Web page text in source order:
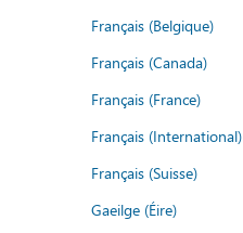
Français (Belgique)
Français (Canada)
Français (France)
Français (International)
Français (Suisse)
Gaeilge (Éire)